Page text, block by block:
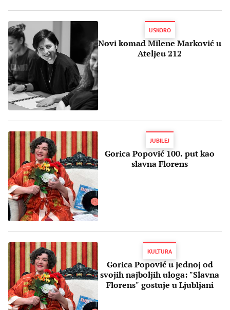
USKORO
Novi komad Milene Marković u
Ateljeu 212
JUBILEJ
Gorica Popović 100. put kao
slavna Florens
KULTURA
Gorica Popović u jednoj od
svojih najboljih uloga: "Slavna
Florens" gostuje u Ljubljani